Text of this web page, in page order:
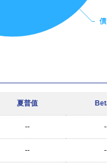
夏普值
--
--